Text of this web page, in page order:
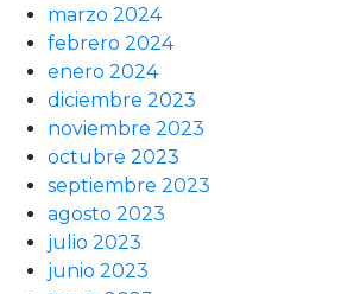
marzo 2024
febrero 2024
enero 2024
diciembre 2023
noviembre 2023
octubre 2023
septiembre 2023
agosto 2023
julio 2023
junio 2023